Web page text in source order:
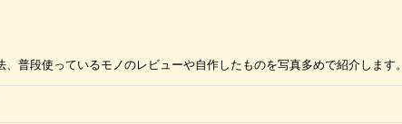
普段使っているモノのレビューや自作したものを写真多めで紹介します。